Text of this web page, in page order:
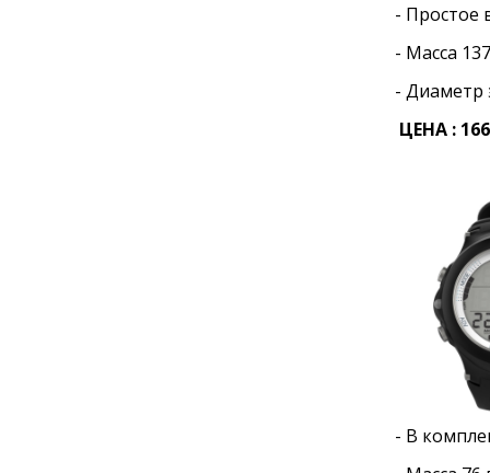
- Простое
- Масса
- Диаметр
ЦЕНА :
- В